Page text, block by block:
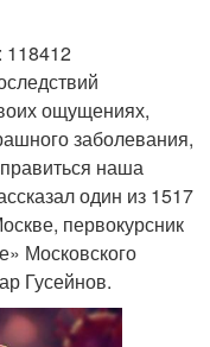
118412
ощущениях,
заболевания,
наша
один из 1517
первокурсник
Московского
Гусейнов.